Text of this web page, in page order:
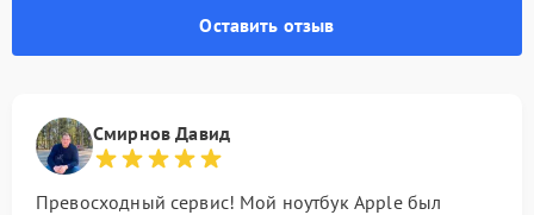
Оставить отзыв
Смирнов Давид
Превосходный сервис! Мой ноутбук Apple был